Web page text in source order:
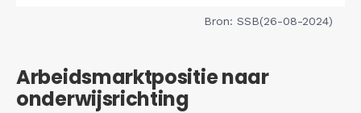
Bron: SSB(26-08-2024)
Arbeidsmarktpositie naar
onderwijsrichting